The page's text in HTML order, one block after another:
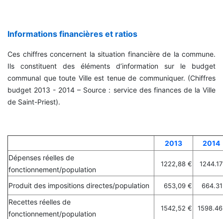
Informations financières et ratios
Ces chiffres concernent la situation financière de la commune.
Ils constituent des éléments d’information sur le budget
communal que toute Ville est tenue de communiquer. (Chiffres
budget 2013 - 2014 – Source : service des finances de la Ville
de Saint-Priest).
2013
2014
Dépenses réelles de
fonctionnement/population
1222,88 €
Produit des impositions directes/population 653,09 €
Recettes réelles de
fonctionnement/population
1542,52 €